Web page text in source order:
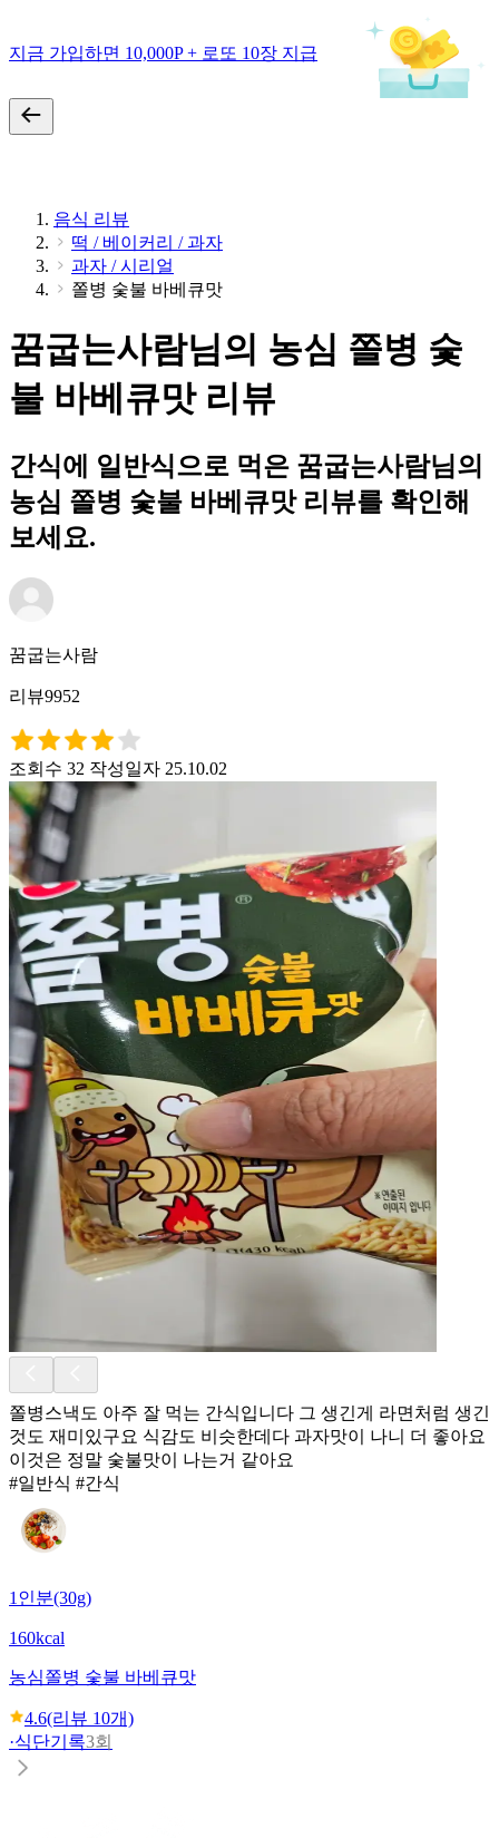
지금 가입하면 10,000P + 로또 10장 지급
음식 리뷰
떡 / 베이커리 / 과자
과자 / 시리얼
쫄병 숯불 바베큐맛
꿈굽는사람님의 농심 쫄병 숯
불 바베큐맛 리뷰
간식에 일반식으로 먹은 꿈굽는사람님의
농심 쫄병 숯불 바베큐맛 리뷰를 확인해
보세요.
꿈굽는사람
리뷰9952
조회수 32 작성일자 25.10.02
쫄병스낵도 아주 잘 먹는 간식입니다 그 생긴게 라면처럼 생긴
것도 재미있구요 식감도 비슷한데다 과자맛이 나니 더 좋아요
이것은 정말 숯불맛이 나는거 같아요
#일반식 #간식
1인분(30g)
160kcal
농심쫄병 숯불 바베큐맛
4.6(리뷰 10개)
·식단기록3회